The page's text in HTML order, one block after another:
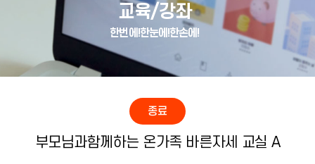
교육/강좌
한번에!한눈에!한손에!
종료
부모님과함께하는 온가족 바른자세 교실 A